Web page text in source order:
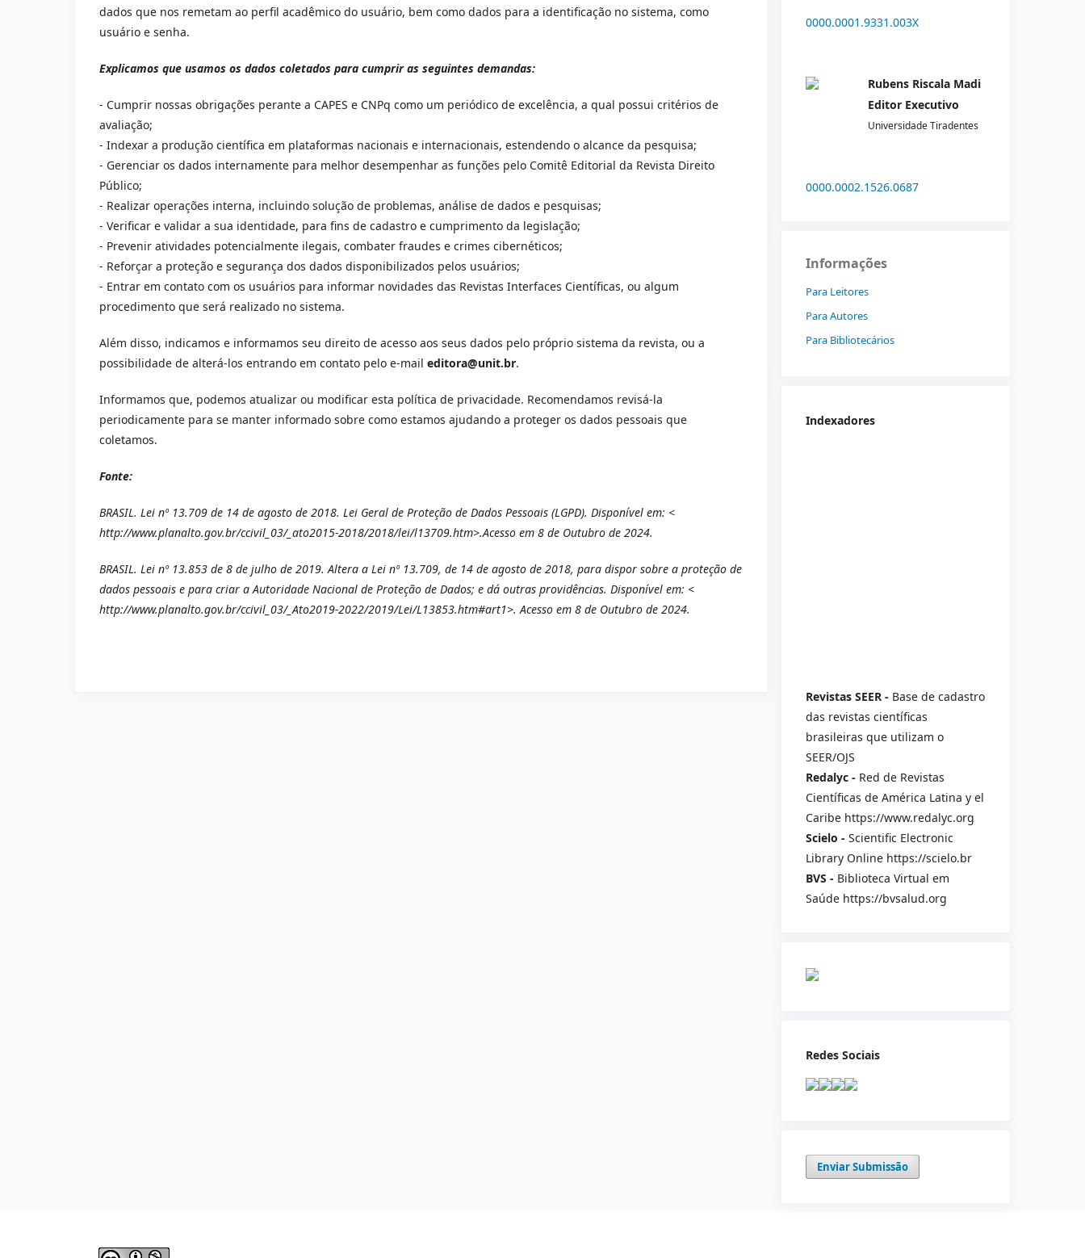
dados que nos remetam ao perfil acadêmico do usuário, bem como dados para a identificação no sistema, como
usuário e senha.
Explicamos que usamos os dados coletados para cumprir as seguintes demandas:
- Cumprir nossas obrigações perante a CAPES e CNPq como um periódico de excelência, a qual possui critérios de
avaliação;
- Indexar a produção científica em plataformas nacionais e internacionais, estendendo o alcance da pesquisa;
- Gerenciar os dados internamente para melhor desempenhar as funções pelo Comitê Editorial da Revista Direito
Público;
- Realizar operações interna, incluindo solução de problemas, análise de dados e pesquisas;
- Verificar e validar a sua identidade, para fins de cadastro e cumprimento da legislação;
- Prevenir atividades potencialmente ilegais, combater fraudes e crimes cibernéticos;
- Reforçar a proteção e segurança dos dados disponibilizados pelos usuários;
- Entrar em contato com os usuários para informar novidades das Revistas Interfaces Científicas, ou algum
procedimento que será realizado no sistema.
Além disso, indicamos e informamos seu direito de acesso aos seus dados pelo próprio sistema da revista, ou a
possibilidade de alterá-los entrando em contato pelo e-mail editora@unit.br.
Informamos que, podemos atualizar ou modificar esta política de privacidade. Recomendamos revisá-la
periodicamente para se manter informado sobre como estamos ajudando a proteger os dados pessoais que
coletamos.
Fonte:
BRASIL. Lei nº 13.709 de 14 de agosto de 2018. Lei Geral de Proteção de Dados Pessoais (LGPD). Disponível em: <
http://www.planalto.gov.br/ccivil_03/_ato2015-2018/2018/lei/l13709.htm>.Acesso em 8 de Outubro de 2024.
BRASIL. Lei nº 13.853 de 8 de julho de 2019. Altera a Lei nº 13.709, de 14 de agosto de 2018, para dispor sobre a proteção de
dados pessoais e para criar a Autoridade Nacional de Proteção de Dados; e dá outras providências. Disponível em: <
http://www.planalto.gov.br/ccivil_03/_Ato2019-2022/2019/Lei/L13853.htm#art1>. Acesso em 8 de Outubro de 2024.
0000.0001.9331.003X
Rubens Riscala Madi
Editor Executivo
Universidade Tiradentes
0000.0002.1526.0687
Informações
Para Leitores
Para Autores
Para Bibliotecários
Indexadores
Revistas SEER - Base de cadastro
das revistas científicas
brasileiras que utilizam o
SEER/OJS
Redalyc - Red de Revistas
Científicas de América Latina y el
Caribe https://www.redalyc.org
Scielo - Scientific Electronic
Library Online https://scielo.br
BVS - Biblioteca Virtual em
Saúde https://bvsalud.org
Redes Sociais
Enviar Submissão